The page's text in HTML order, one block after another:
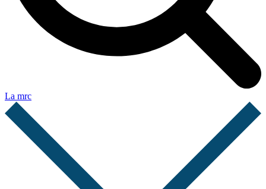
La mrc